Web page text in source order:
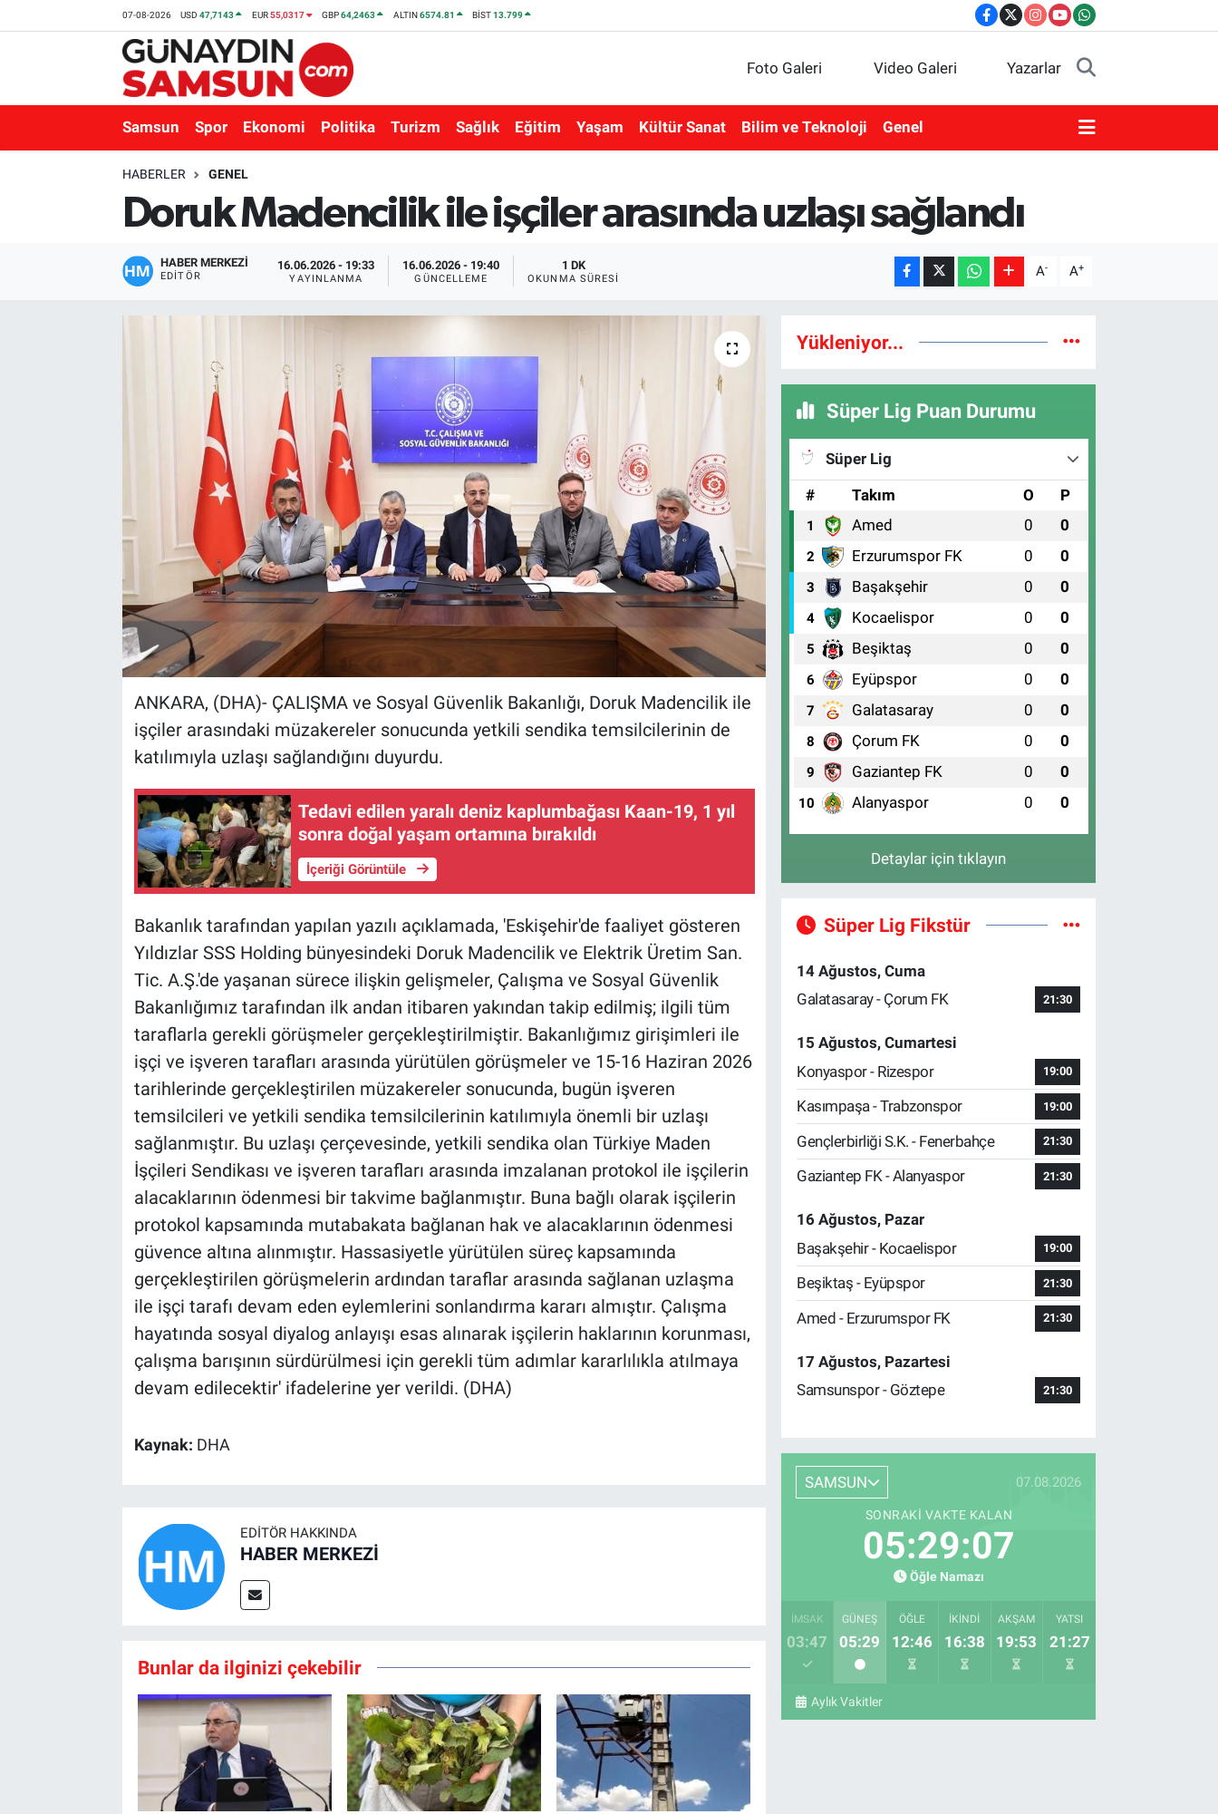
07-08-2026 USD47,7143 EUR55,0317 GBP64,2463 ALTIN6574.81 BİST13.799
Foto Galeri Video Galeri Yazarlar
Samsun Spor Ekonomi Politika Turizm Sağlık Eğitim Yaşam Kültür Sanat Bilim ve Teknoloji Genel
HABERLER GENEL
Doruk Madencilik ile işçiler arasında uzlaşı sağlandı
HABER MERKEZİ
EDITÖR
16.06.2026 - 19:33
YAYINLANMA
16.06.2026 - 19:40
GÜNCELLEME
1 DK
OKUNMA SÜRESI A- A+
ANKARA, (DHA)- ÇALIŞMA ve Sosyal Güvenlik Bakanlığı, Doruk Madencilik ile
işçiler arasındaki müzakereler sonucunda yetkili sendika temsilcilerinin de
katılımıyla uzlaşı sağlandığını duyurdu.
Tedavi edilen yaralı deniz kaplumbağası Kaan-19, 1 yıl
sonra doğal yaşam ortamına bırakıldı
İçeriği Görüntüle
Bakanlık tarafından yapılan yazılı açıklamada, 'Eskişehir'de faaliyet gösteren
Yıldızlar SSS Holding bünyesindeki Doruk Madencilik ve Elektrik Üretim San.
Tic. A.Ş.'de yaşanan sürece ilişkin gelişmeler, Çalışma ve Sosyal Güvenlik
Bakanlığımız tarafından ilk andan itibaren yakından takip edilmiş; ilgili tüm
taraflarla gerekli görüşmeler gerçekleştirilmiştir. Bakanlığımız girişimleri ile
işçi ve işveren tarafları arasında yürütülen görüşmeler ve 15-16 Haziran 2026
tarihlerinde gerçekleştirilen müzakereler sonucunda, bugün işveren
temsilcileri ve yetkili sendika temsilcilerinin katılımıyla önemli bir uzlaşı
sağlanmıştır. Bu uzlaşı çerçevesinde, yetkili sendika olan Türkiye Maden
İşçileri Sendikası ve işveren tarafları arasında imzalanan protokol ile işçilerin
alacaklarının ödenmesi bir takvime bağlanmıştır. Buna bağlı olarak işçilerin
protokol kapsamında mutabakata bağlanan hak ve alacaklarının ödenmesi
güvence altına alınmıştır. Hassasiyetle yürütülen süreç kapsamında
gerçekleştirilen görüşmelerin ardından taraflar arasında sağlanan uzlaşma
ile işçi tarafı devam eden eylemlerini sonlandırma kararı almıştır. Çalışma
hayatında sosyal diyalog anlayışı esas alınarak işçilerin haklarının korunması,
çalışma barışının sürdürülmesi için gerekli tüm adımlar kararlılıkla atılmaya
devam edilecektir' ifadelerine yer verildi. (DHA)
Kaynak: DHA
EDITÖR HAKKINDA
HABER MERKEZİ
Bunlar da ilginizi çekebilir
Yükleniyor...
Süper Lig Puan Durumu
Süper Lig
#
Takım O P
1 Amed 0 0
2 Erzurumspor FK 0 0
3 Başakşehir 0 0
4 Kocaelispor 0 0
5 Beşiktaş 0 0
6 Eyüpspor 0 0
7 Galatasaray 0 0
8 Çorum FK 0 0
9 Gaziantep FK 0 0
10 Alanyaspor 0 0
Detaylar için tıklayın
Süper Lig Fikstür
14 Ağustos, Cuma
Galatasaray - Çorum FK
21:30
15 Ağustos, Cumartesi
Konyaspor - Rizespor
19:00
Kasımpaşa - Trabzonspor 19:00
Gençlerbirliği S.K. - Fenerbahçe 21:30
Gaziantep FK - Alanyaspor 21:30
16 Ağustos, Pazar
Başakşehir - Kocaelispor
19:00
Beşiktaş - Eyüpspor 21:30
Amed - Erzurumspor FK 21:30
17 Ağustos, Pazartesi
Samsunspor - Göztepe
21:30
SAMSUN 07.08.2026
SONRAKI VAKTE KALAN
05:29:06
Öğle Namazı
İMSAK
03:47
GÜNEŞ
05:29
ÖĞLE
12:46
İKINDI
16:38
AKŞAM
19:53
YATSI
21:27
Aylık Vakitler
Nöbetçi Eczaneler
Süper Lig Puan Durumu ve Fikstür
Tüm Manşetler